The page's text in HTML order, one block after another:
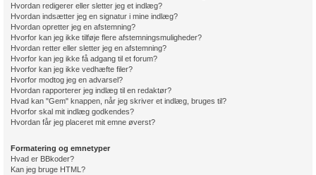
Hvordan redigerer eller sletter jeg et indlæg?
Hvordan indsætter jeg en signatur i mine indlæg?
Hvordan opretter jeg en afstemning?
Hvorfor kan jeg ikke tilføje flere afstemningsmuligheder?
Hvordan retter eller sletter jeg en afstemning?
Hvorfor kan jeg ikke få adgang til et forum?
Hvorfor kan jeg ikke vedhæfte filer?
Hvorfor modtog jeg en advarsel?
Hvordan rapporterer jeg indlæg til en redaktør?
Hvad kan "Gem" knappen, når jeg skriver et indlæg, bruges til?
Hvorfor skal mit indlæg godkendes?
Hvordan får jeg placeret mit emne øverst?
Formatering og emnetyper
Hvad er BBkoder?
Kan jeg bruge HTML?